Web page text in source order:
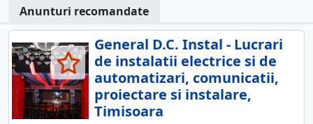
Anunturi recomandate
General D.C. Instal - Lucrari
de instalatii electrice si de
automatizari, comunicatii,
proiectare si instalare,
Timisoara